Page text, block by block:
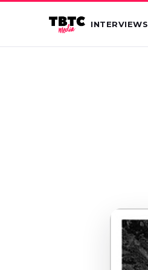
INTERVIEWS